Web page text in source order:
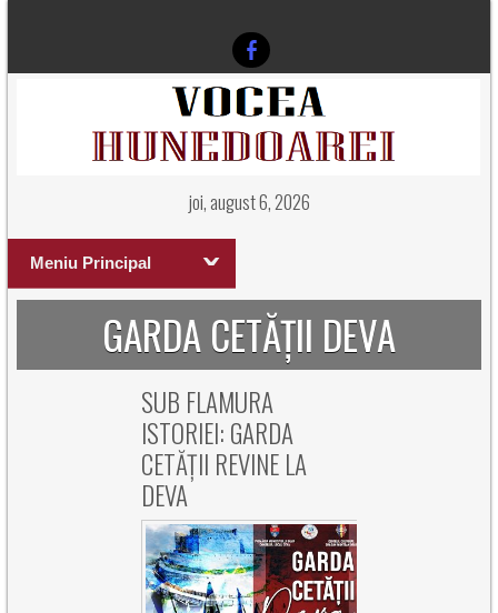
joi, august 6, 2026
Meniu Principal
GARDA CETĂȚII DEVA
SUB FLAMURA
ISTORIEI: GARDA
CETĂȚII REVINE LA
DEVA